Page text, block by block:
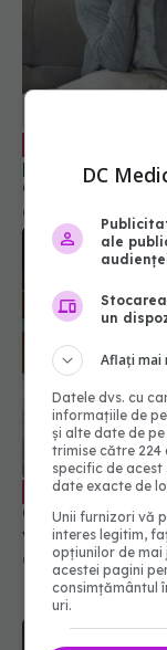
poți îmbolnăvi.
Gănescu,
Gindrovel
întrebarea
08 feb 2024, 12:15
EXCLUSIV România, codașă la prevenție.
Gindrovel
vaccinală
08 feb 2024, 11:48
DC
ale
un
Aflați mai
Datele dvs. cu
informațiile de
și alte date de
trimise către
specific de
date exacte de
Unii furnizori vă
interes legitim,
opțiunilor de mai
acestei pagini
consimțământul
uri.